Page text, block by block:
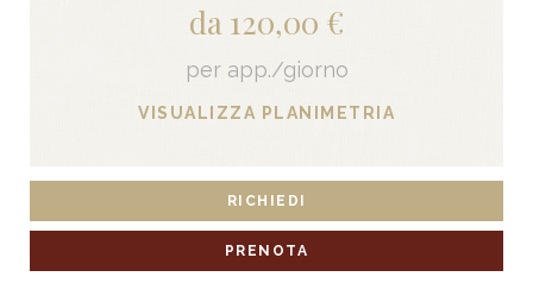
da 120,00 €
per app./giorno
VISUALIZZA PLANIMETRIA
RICHIEDI
PRENOTA